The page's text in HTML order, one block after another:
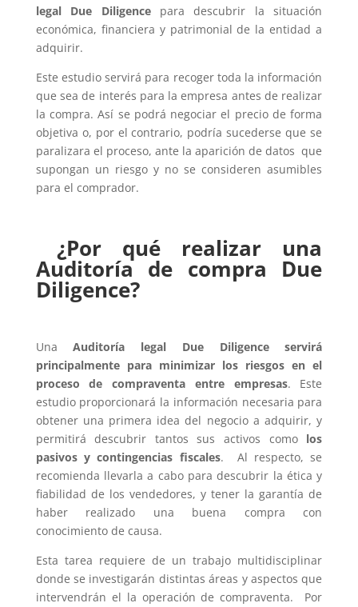
legal Due Diligencepara descubrir la situación
económica, financiera y patrimonial de la entidad a
adquirir.
Este estudio servirá para recoger toda la información
que sea de interés para la empresa antes de realizar
la compra. Así se podrá negociar el precio de forma
objetiva o, por el contrario, podría sucederse que se
paralizara el proceso, ante la aparición de datos que
supongan un riesgo y no se consideren asumibles
para el comprador.
¿Por qué realizar una
Auditoría de compra Due
Diligence?
UnaAuditoría legal Due Diligence servirá
principalmente para minimizar los riesgos en el
proceso de compraventa entre empresas. Este
estudio proporcionará la información necesaria para
obtener una primera idea del negocio a adquirir, y
permitirá descubrir tantos sus activos como los
pasivos y contingencias fiscales. Al respecto, se
recomienda llevarla a cabo para descubrir la ética y
fiabilidad de los vendedores, y tener la garantía de
haber realizado una buena compra con
conocimiento de causa.
Esta tarea requiere de un trabajo multidisciplinar
donde se investigarán distintas áreas y aspectos que
intervendrán el la operación de compraventa. Por